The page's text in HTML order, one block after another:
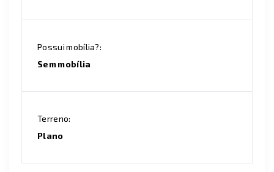
Possui mobília?:
Sem mobília
Terreno:
Plano